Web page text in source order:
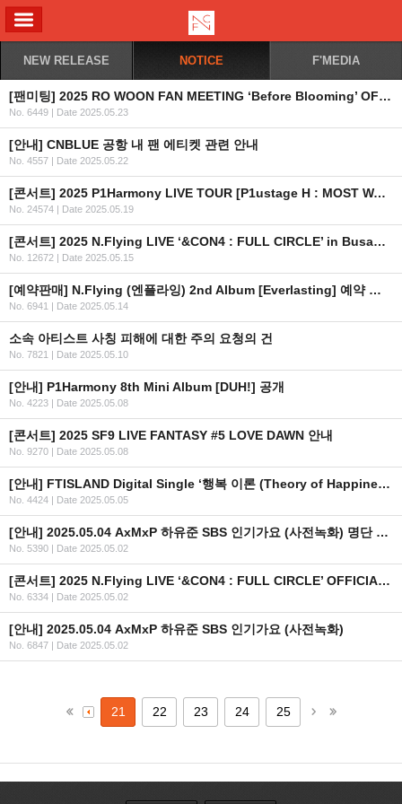
NEW RELEASE NOTICE F'MEDIA
[팬미팅] 2025 RO WOON FAN MEETING ‘Before Blooming’ OFFICIAL MD 현장 판매 안내
No. 6449 | Date 2025.05.23
[안내] CNBLUE 공항 내 팬 에티켓 관련 안내
No. 4557 | Date 2025.05.22
[콘서트] 2025 P1Harmony LIVE TOUR [P1ustage H : MOST WANTED] 개최 안내
No. 24574 | Date 2025.05.19
[콘서트] 2025 N.Flying LIVE ‘&CON4 : FULL CIRCLE’ in Busan 추가회차 오픈 안내
No. 12672 | Date 2025.05.15
[예약판매] N.Flying (엔플라잉) 2nd Album [Everlasting] 예약 판매 안내
No. 6941 | Date 2025.05.14
소속 아티스트 사칭 피해에 대한 주의 요청의 건
No. 7821 | Date 2025.05.10
[안내] P1Harmony 8th Mini Album [DUH!] 공개
No. 4223 | Date 2025.05.08
[콘서트] 2025 SF9 LIVE FANTASY #5 LOVE DAWN 안내
No. 9270 | Date 2025.05.08
[안내] FTISLAND Digital Single ‘행복 이론 (Theory of Happiness)’ 공개
No. 4424 | Date 2025.05.05
[안내] 2025.05.04 AxMxP 하유준 SBS 인기가요 (사전녹화) 명단 안내
No. 5390 | Date 2025.05.02
[콘서트] 2025 N.Flying LIVE ‘&CON4 : FULL CIRCLE’ OFFICIAL MD 현장 판매 안내
No. 6334 | Date 2025.05.02
[안내] 2025.05.04 AxMxP 하유준 SBS 인기가요 (사전녹화)
No. 6847 | Date 2025.05.02
21 22 23 24 25